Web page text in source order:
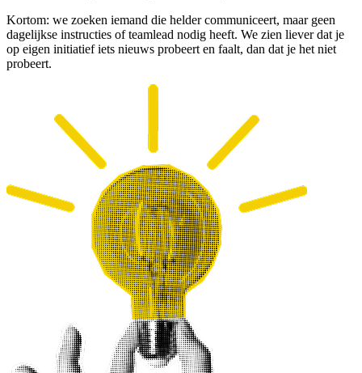
Kortom: we zoeken iemand die helder communiceert, maar geen
dagelijkse instructies of teamlead nodig heeft. We zien liever dat je
op eigen initiatief iets nieuws probeert en faalt, dan dat je het niet
probeert.